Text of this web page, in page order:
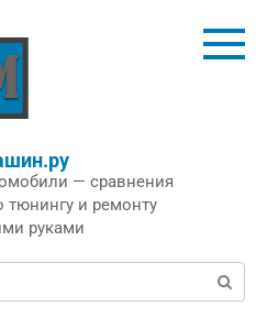
— сравнения
тюнингу и ремонту
руками